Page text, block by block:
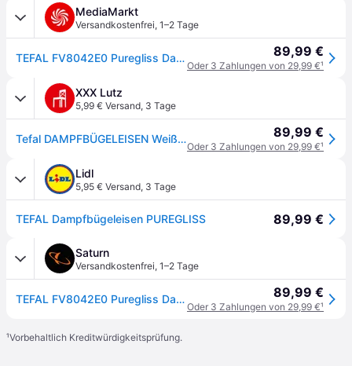
MediaMarkt
Versandkostenfrei, 1–2 Tage
TEFAL FV8042E0 Puregliss Dampfbügeleisen (2900 Watt, Durilium Airglide Autoclean) 89,99 €
Oder 3 Zahlungen von 29,99 €¹
XXX Lutz
5,99 € Versand, 3 Tage
Tefal DAMPFBÜGELEISEN Weiß, Hellblau 89,99 €
Oder 3 Zahlungen von 29,99 €¹
Lidl
5,95 € Versand, 3 Tage
TEFAL Dampfbügeleisen PUREGLISS 89,99 €
Saturn
Versandkostenfrei, 1–2 Tage
TEFAL FV8042E0 Puregliss Dampfbügeleisen (2900 Watt, Durilium Airglide Autoclean) 89,99 €
Oder 3 Zahlungen von 29,99 €¹
¹Vorbehaltlich Kreditwürdigkeitsprüfung.